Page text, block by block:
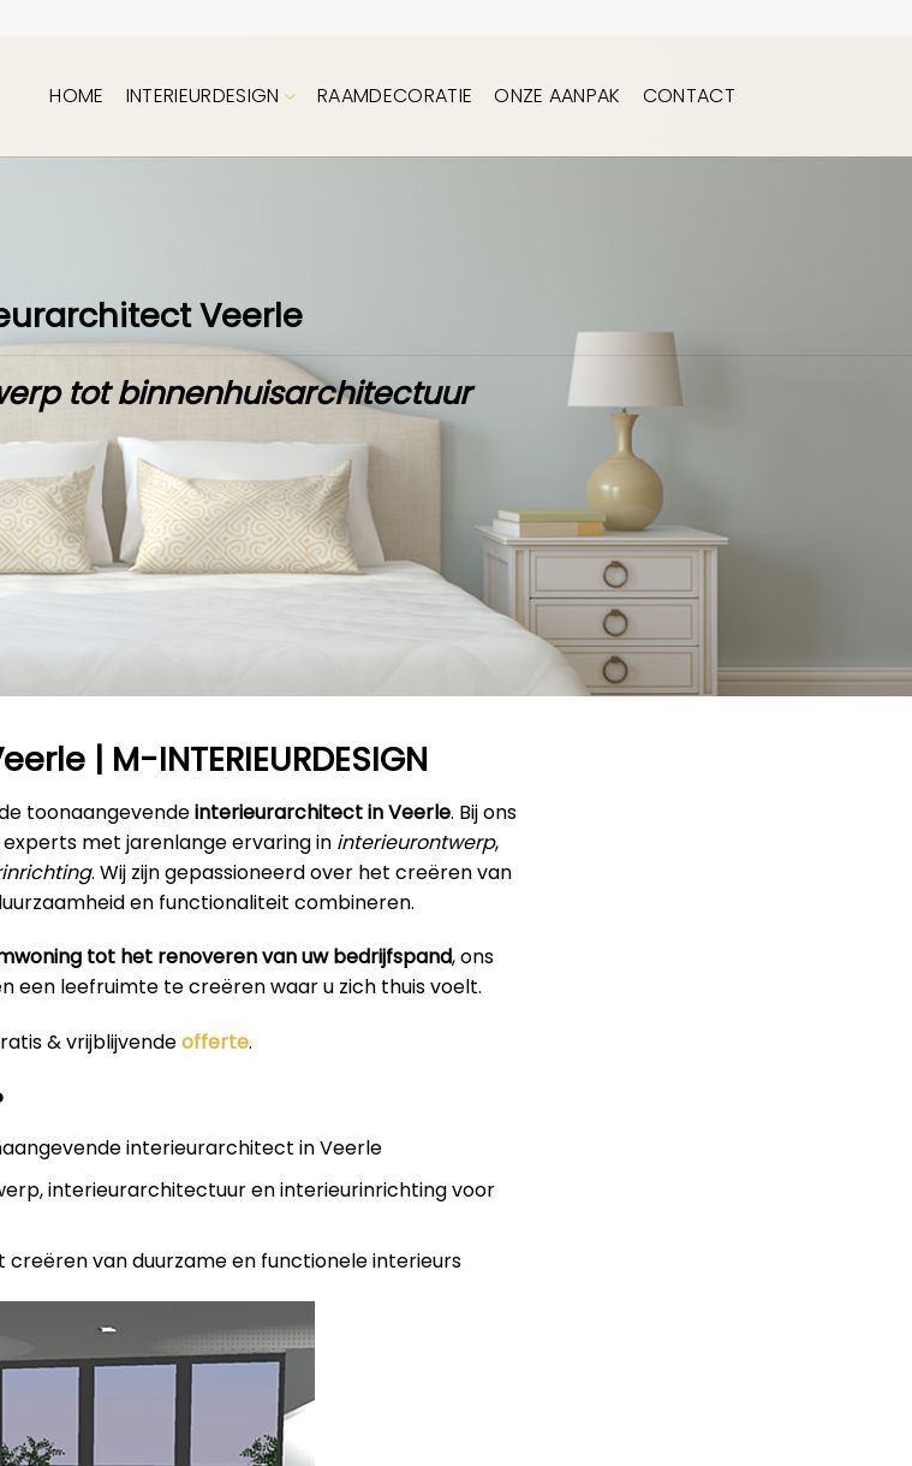
HOME INTERIEURDESIGN RAAMDECORATIE ONZE AANPAK CONTACT
Veerle
tot binnenhuisarchitectuur
| M-INTERIEURDESIGN
de toonaangevendeinterieurarchitect in Veerle. Bij ons
met jarenlange ervaring in interieurontwerp,
. Wij zijn gepassioneerd over het creëren van
en functionaliteit combineren.
tot het renoveren van uw bedrijfspand, ons
een leefruimte te creëren waar u zich thuis voelt.
& vrijblijvendeofferte.
interieurarchitect in Veerle
interieurarchitectuur en interieurinrichting voor
creëren van duurzame en functionele interieurs